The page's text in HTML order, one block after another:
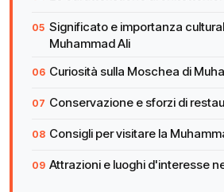
Significato e importanza
Muhammad Ali
Curiosità sulla Moschea di
Conservazione e sforzi di
Consigli per visitare la
Attrazioni e luoghi d'interesse